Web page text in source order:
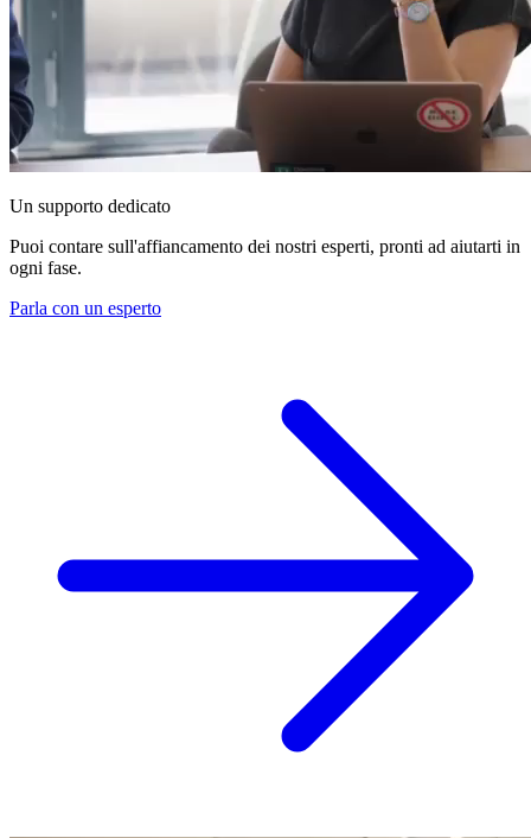
Un supporto dedicato
Puoi contare sull'affiancamento dei nostri esperti, pronti ad aiutarti in
ogni fase.
Parla con un esperto